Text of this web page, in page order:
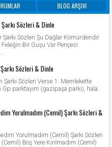
BLOG ARŞIVI
Sözleri & Dinle
Şarkı Sözleri Şu Dağlar Kömürdendir
Bir Guşu Var Pençesi
Sözleri & Dinle
Sözleri Verse 1: Memlekette
parktayım (gazipaşa parkı), hala
Yorulmadım (Cemil) Şarkı Sözleri &
Yorulmadım (Cemil) Şarkı Sözleri
Boş Yere Kırılmadım (Cemil)